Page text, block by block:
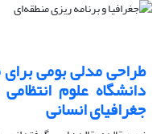
طراحی مدلی بومی
دانشگاه علوم
جغرافیای انسانی